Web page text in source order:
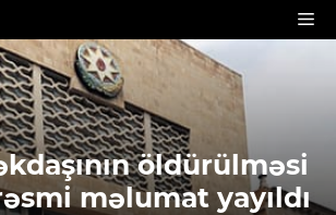
öldürülməsi
məlumat yayıldı